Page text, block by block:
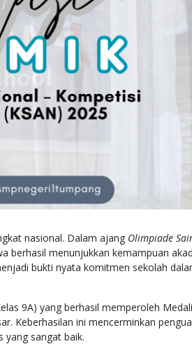
nasional. Dalam ajang Olimpiade
berhasil menunjukkan kemampuan
bukti nyata komitmen sekolah
9A) yang berhasil memperoleh
Keberhasilan ini mencerminkan
yang sangat baik.